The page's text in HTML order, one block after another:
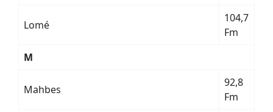
Lomé
104,7
Fm
M
Mahbes
92,8
Fm